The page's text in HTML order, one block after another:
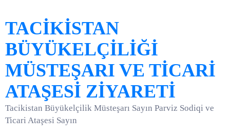
TACİKİSTAN
BÜYÜKELÇİLİĞİ
MÜSTEŞARI VE TİCARİ
ATAŞESİ ZİYARETİ
Tacikistan Büyükelçilik Müsteşarı Sayın Parviz Sodiqi ve
Ticari Ataşesi Sayın